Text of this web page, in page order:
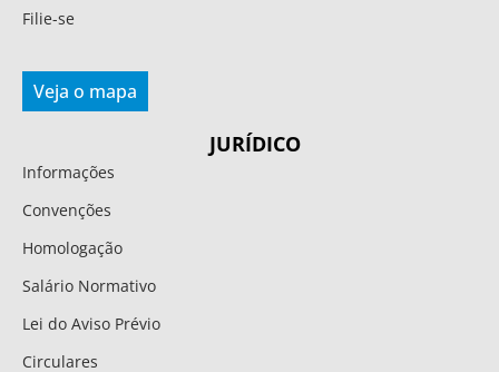
Filie-se
Veja o mapa
JURÍDICO
Informações
Convenções
Homologação
Salário Normativo
Lei do Aviso Prévio
Circulares